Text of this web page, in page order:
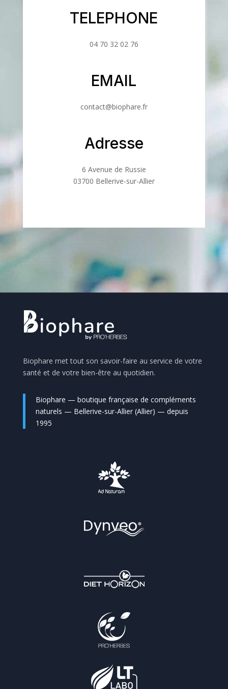
TELEPHONE
04 70 32 02 76
EMAIL
contact@biophare.fr
Adresse
6 Avenue de Russie
03700 Bellerive-sur-Allier
Biophare met tout son savoir-faire au service de votre
santé et de votre bien-être au quotidien.
Biophare — boutique française de compléments
naturels — Bellerive-sur-Allier (Allier) — depuis
1995